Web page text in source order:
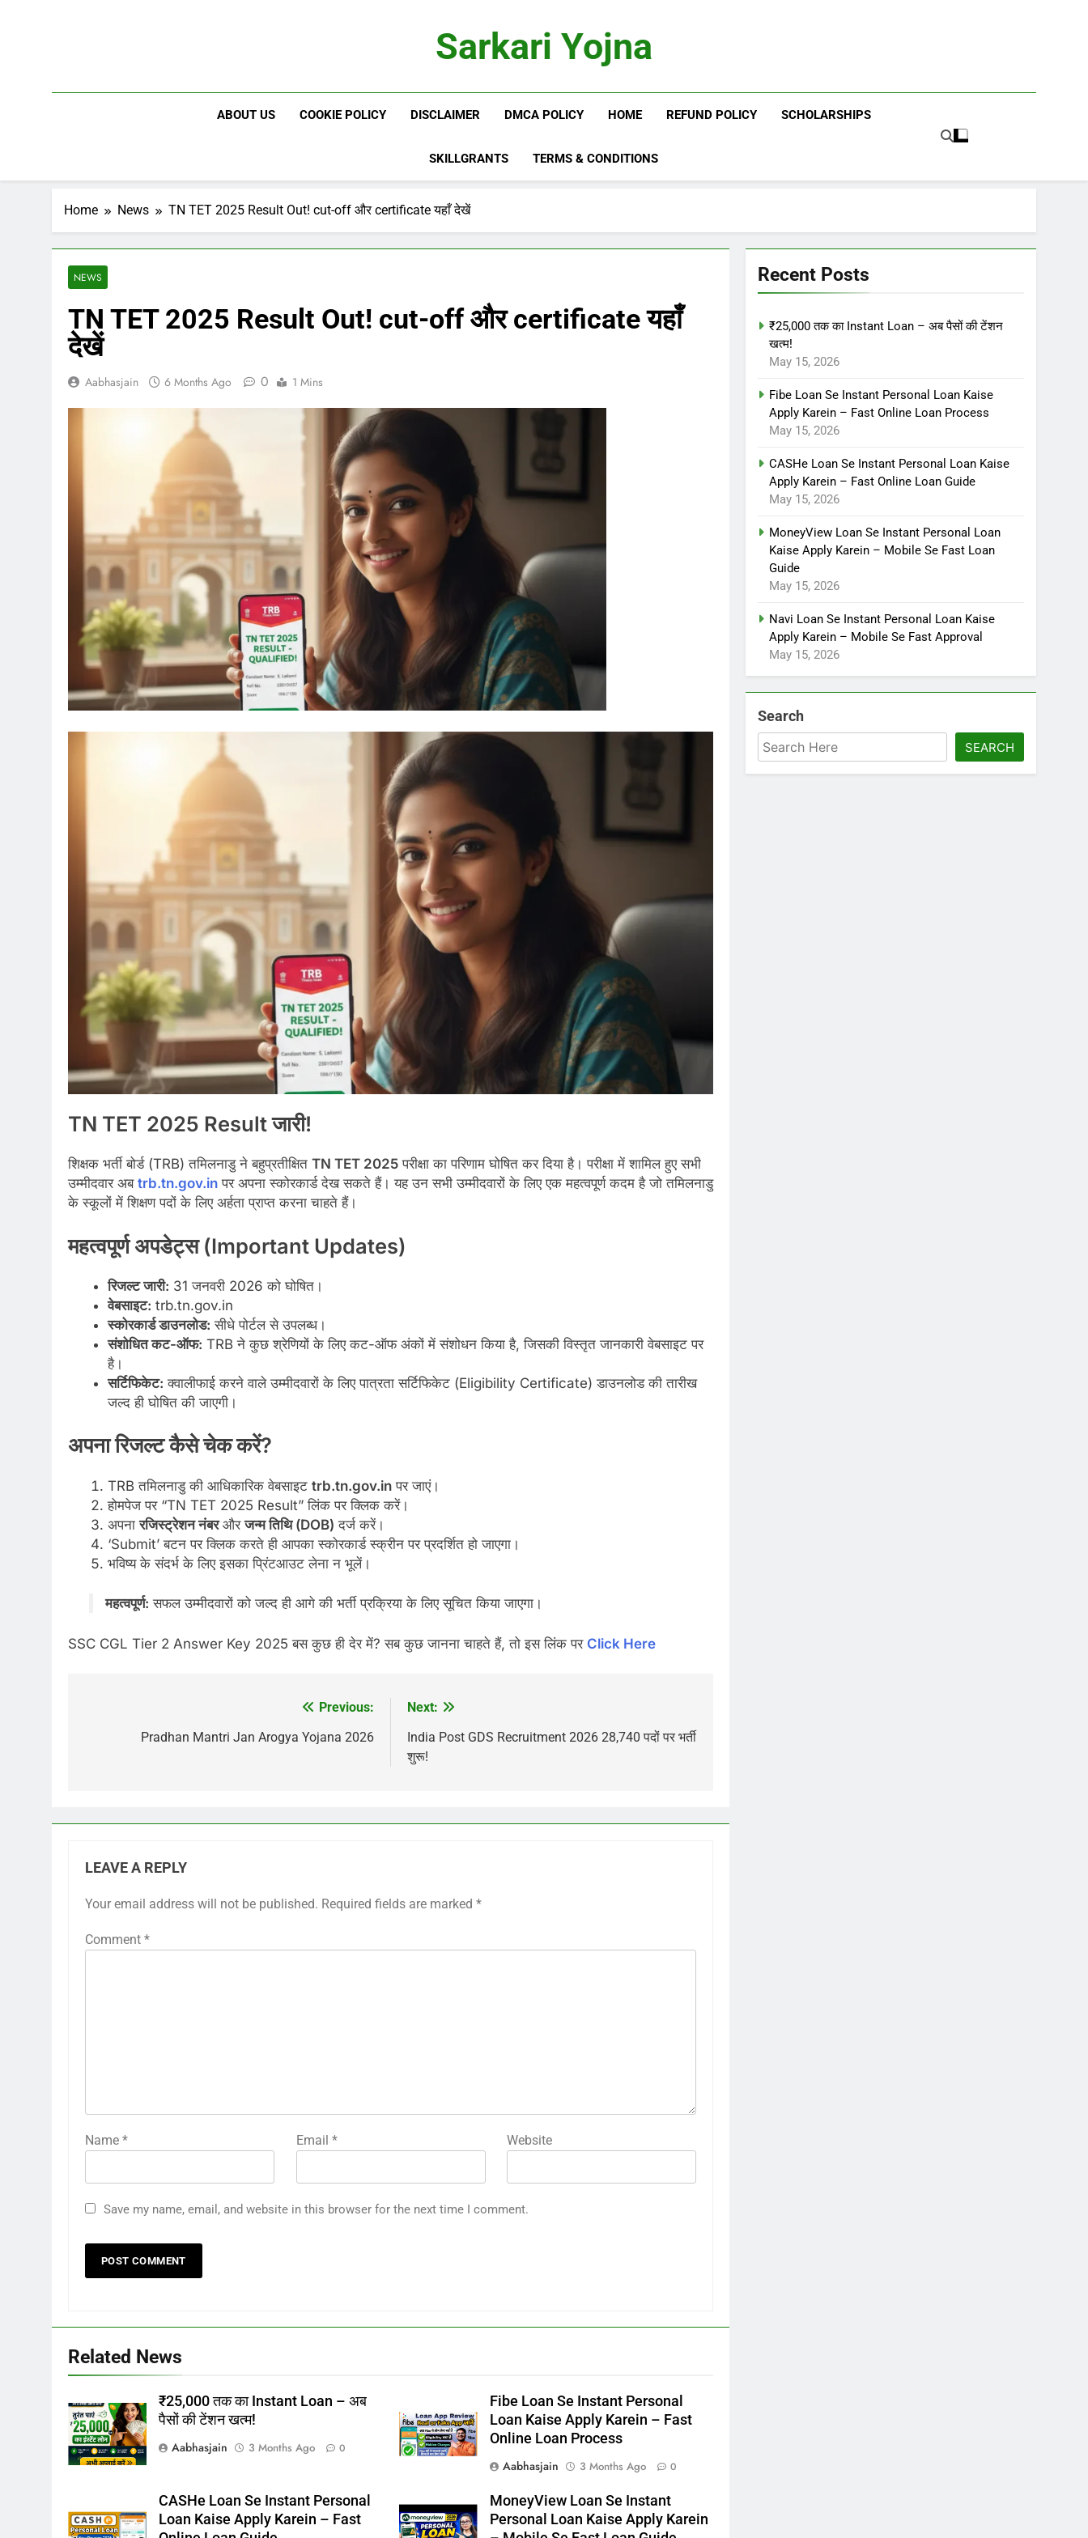
Sarkari Yojna
ABOUT US COOKIE POLICY DISCLAIMER DMCA POLICY HOME REFUND POLICY SCHOLARSHIPS
SKILLGRANTS TERMS & CONDITIONS
Home News TN TET 2025 Result Out! cut-off और certificate यहाँ देखें
NEWS
TN TET 2025 Result Out! cut-off और certificate यहाँ
देखें
Aabhasjain 6 Months Ago 0 1 Mins
TN TET 2025 Result जारी!
शिक्षक भर्ती बोर्ड (TRB) तमिलनाडु ने बहुप्रतीक्षित TN TET 2025 परीक्षा का परिणाम घोषित कर दिया है। परीक्षा में शामिल हुए सभी
उम्मीदवार अब trb.tn.gov.in पर अपना स्कोरकार्ड देख सकते हैं। यह उन सभी उम्मीदवारों के लिए एक महत्वपूर्ण कदम है जो तमिलनाडु
के स्कूलों में शिक्षण पदों के लिए अर्हता प्राप्त करना चाहते हैं।
महत्वपूर्ण अपडेट्स (Important Updates)
रिजल्ट जारी: 31 जनवरी 2026 को घोषित।
वेबसाइट: trb.tn.gov.in
स्कोरकार्ड डाउनलोड: सीधे पोर्टल से उपलब्ध।
संशोधित कट-ऑफ: TRB ने कुछ श्रेणियों के लिए कट-ऑफ अंकों में संशोधन किया है, जिसकी विस्तृत जानकारी वेबसाइट पर
है।
सर्टिफिकेट: क्वालीफाई करने वाले उम्मीदवारों के लिए पात्रता सर्टिफिकेट (Eligibility Certificate) डाउनलोड की तारीख
जल्द ही घोषित की जाएगी।
अपना रिजल्ट कैसे चेक करें?
TRB तमिलनाडु की आधिकारिक वेबसाइट trb.tn.gov.inपर जाएं।
होमपेज पर “TN TET 2025 Result” लिंक पर क्लिक करें।
अपनारजिस्ट्रेशन नंबरऔरजन्म तिथि (DOB) दर्ज करें।
‘Submit’ बटन पर क्लिक करते ही आपका स्कोरकार्ड स्क्रीन पर प्रदर्शित हो जाएगा।
भविष्य के संदर्भ के लिए इसका प्रिंटआउट लेना न भूलें।
महत्वपूर्ण: सफल उम्मीदवारों को जल्द ही आगे की भर्ती प्रक्रिया के लिए सूचित किया जाएगा।
SSC CGL Tier 2 Answer Key 2025 बस कुछ ही देर में? सब कुछ जानना चाहते हैं, तो इस लिंक पर Click Here
navigation
Previous:
Pradhan Mantri Jan Arogya Yojana 2026
Next:
India Post GDS Recruitment 2026 28,740 पदों पर भर्ती
शुरू!
LEAVE A REPLY
Your email address will not be published. Required fields are marked *
Comment *
Name * Email * Website
Save my name, email, and website in this browser for the next time I comment.
Related News
₹25,000 तक का Instant Loan – अब
पैसों की टेंशन खत्म!
Aabhasjain
3 Months Ago 0
Fibe Loan Se Instant Personal
Loan Kaise Apply Karein – Fast
Online Loan Process
Aabhasjain
3 Months Ago 0
CASHe Loan Se Instant Personal
Loan Kaise Apply Karein – Fast
MoneyView Loan Se Instant
Personal Loan Kaise Apply Karein
Recent Posts
₹25,000 तक का Instant Loan – अब पैसों की टेंशन
खत्म!
May 15, 2026
Fibe Loan Se Instant Personal Loan Kaise
Apply Karein – Fast Online Loan Process
May 15, 2026
CASHe Loan Se Instant Personal Loan Kaise
Apply Karein – Fast Online Loan Guide
May 15, 2026
MoneyView Loan Se Instant Personal Loan
Kaise Apply Karein – Mobile Se Fast Loan
Guide
May 15, 2026
Navi Loan Se Instant Personal Loan Kaise
Apply Karein – Mobile Se Fast Approval
May 15, 2026
Search
SEARCH